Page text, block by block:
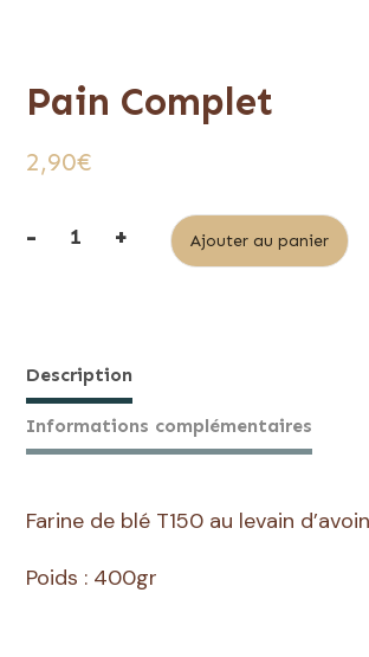
Pain Complet
2,90€
-
Complet
+ Ajouter au panier
Description
Informations complémentaires
Farine de blé T150 au levain
Poids : 400gr